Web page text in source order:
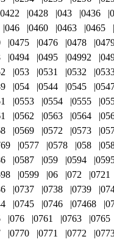
0422 0428 043 0436
046 0460 0463 0465
0475 0476 0478
0494 0495 04992
053 0531 0532
054 0544 0545
0553 0554 0555
0562 0563 0564
0569 0572 0573
0577 0578 058
0587 059 0594
0599 06 072 0721
0737 0738 0739
0745 0746 07468
076 0761 0763 0765
0770 0771 0772